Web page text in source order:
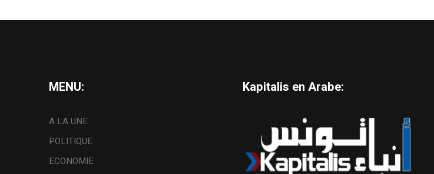
MENU:
A LA UNE
POLITIQUE
ECONOMIE
Kapitalis en Arabe: